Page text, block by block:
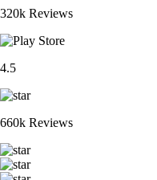
320k Reviews
4.5
660k Reviews